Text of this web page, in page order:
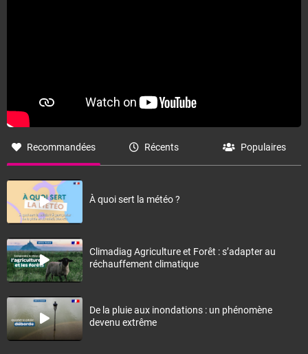
Recommandées Récents Populaires
À quoi sert la météo ?
Climadiag Agriculture et Forêt : s’adapter au
réchauffement climatique
De la pluie aux inondations : un phénomène
devenu extrême